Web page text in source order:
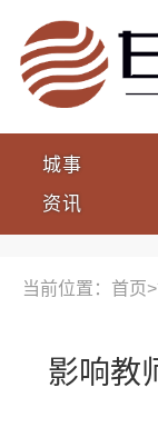
城事
资讯
当前位置：首页>
影响教